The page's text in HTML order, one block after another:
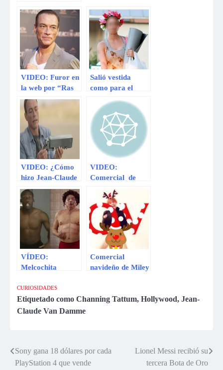
Andrés Wiesse se
lo malogró
VIDEO: Furor en
la web por “Ras
tas tas” de Jean-
Claude Van
Damme
Salió vestida
como para el
como firmó un
contrato
millonario no le
importa nada
VIDEO: ¿Cómo
hizo Jean-Claude
Van Damme para
no morir
haciendo esta
acrobacia?
VIDEO:
Comercial de
Comida Rapida
Gracioso
VÍDEO:
Melcochita
el comercial de
‘Bloqueo’
Comercial
navideño de Miley
obsceno (VIDEO)
CURIOSIDADES
Etiquetado como Channing Tattum, Hollywood, Jean-
Claude Van Damme
Navegación
Sony gana 18 dólares por cada
PlayStation 4 que vende
Lionel Messi recibió su
tercera Bota de Oro